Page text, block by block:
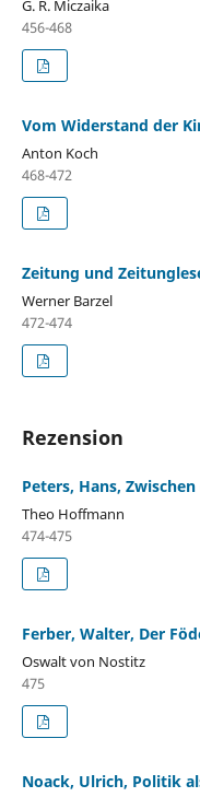
G. R. Miczaika
456-468
Vom Widerstand der
Anton Koch
468-472
Zeitung und
Werner Barzel
472-474
Rezension
Peters, Hans,
Theo Hoffmann
474-475
Ferber, Walter, Der
Oswalt von Nostitz
475
Noack, Ulrich, Politik